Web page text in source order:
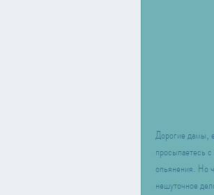
Дорогие дамы,
просыпаетесь
опьянения. Но
нешуточное